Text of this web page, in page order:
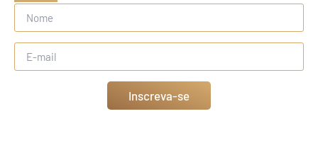
Inscreva-se